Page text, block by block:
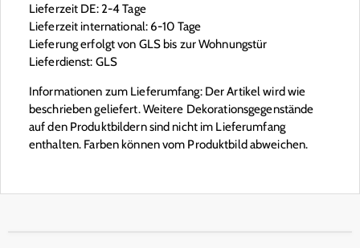
Lieferzeit DE: 2-4 Tage
Lieferzeit international: 6-10 Tage
Lieferung erfolgt von GLS bis zur Wohnungstür
Lieferdienst: GLS
Informationen zum Lieferumfang: Der Artikel wird wie
beschrieben geliefert. Weitere Dekorationsgegenstände
auf den Produktbildern sind nicht im Lieferumfang
enthalten. Farben können vom Produktbild abweichen.